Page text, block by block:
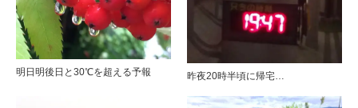
明日明後日と30℃を超える予報 昨夜20時半頃に帰宅…